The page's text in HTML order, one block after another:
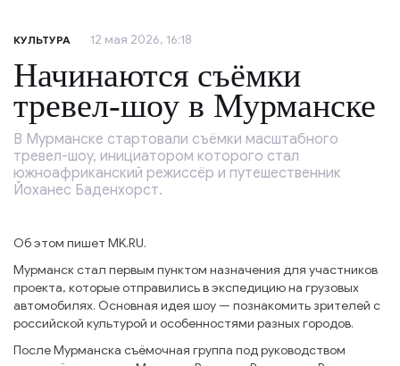
КУЛЬТУРА 12 мая 2026, 16:18
Начинаются съёмки
тревел-шоу в Мурманске
В Мурманске стартовали съёмки масштабного
тревел-шоу, инициатором которого стал
южноафриканский режиссёр и путешественник
Йоханес Баденхорст.
Об этом пишет MK.RU.
Мурманск стал первым пунктом назначения для участников
проекта, которые отправились в экспедицию на грузовых
автомобилях. Основная идея шоу — познакомить зрителей с
российской культурой и особенностями разных городов.
После Мурманска съёмочная группа под руководством